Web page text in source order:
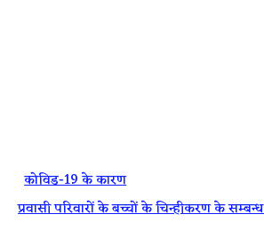
कोविड-19 के कारण
प्रवासी परिवारों के बच्चों के चिन्हीकरण के सम्बन्ध